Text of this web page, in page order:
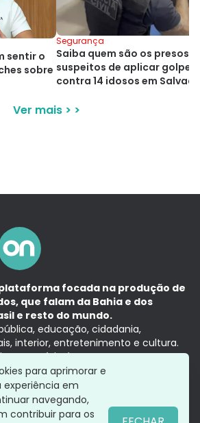
sentir o
sobre
Segurança
Saiba quem são os presos
suspeitos de aplicar golpes
contra 14 idosos em
Ver mais > >
focada na produção de
que falam da Bahia e dos
e resto do mundo.
educação, cidadania,
interior, entretenimento e cultura.
e a notícia é no tempo presente,
do Grupo Aratu.
de privacidade
para aprimorar e
experiência em
navegando,
contribuir para os